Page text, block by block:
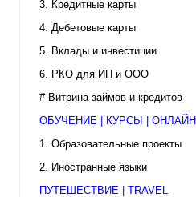
3. Кредитные карты
4. Дебетовые карты
5. Вклады и инвестиции
6. РКО для ИП и ООО
# Витрина займов и кредитов
ОБУЧЕНИЕ | КУРСЫ | ОНЛАЙН
1. Образовательные проекты
2. Иностранные языки
ПУТЕШЕСТВИЕ | TRAVEL